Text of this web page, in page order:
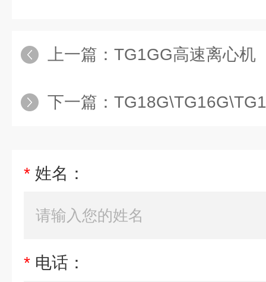
上一篇： TG1GG高速离心机
下一篇：
* 姓名：
* 电话：